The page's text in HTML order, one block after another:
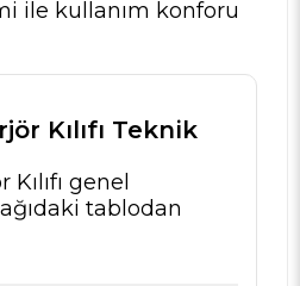
ile kullanım konforu
Kılıfı Teknik
genel
tablodan